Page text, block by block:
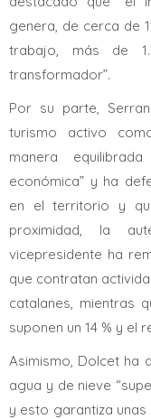
genera, de cerca de
trabajo, más de
transformador”.
Por su parte,
turismo activo
manera
económica” y ha
en el territorio y
proximidad, la
vicepresidente ha
que contratan
catalanes, mientras
suponen un 14 % y el
Asimismo, Dolcet ha
agua y de nieve
y esto garantiza